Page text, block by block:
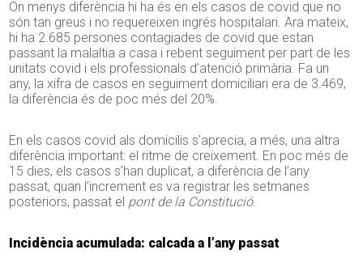
On menys diferència hi ha és en els casos de covid que no
són tan greus i no requereixen ingrés hospitalari. Ara mateix,
hi ha 2.685 persones contagiades de covid que estan
passant la malaltia a casa i rebent seguiment per part de les
unitats covid i els professionals d’atenció primària. Fa un
any, la xifra de casos en seguiment domiciliari era de 3.469,
la diferència és de poc més del 20%.
En els casos covid als domicilis s’aprecia, a més, una altra
diferència important: el ritme de creixement. En poc més de
15 dies, els casos s’han duplicat, a diferència de l’any
passat, quan l’increment es va registrar les setmanes
posteriors, passat el pont de la Constitució.
Incidència acumulada: calcada a l’any passat